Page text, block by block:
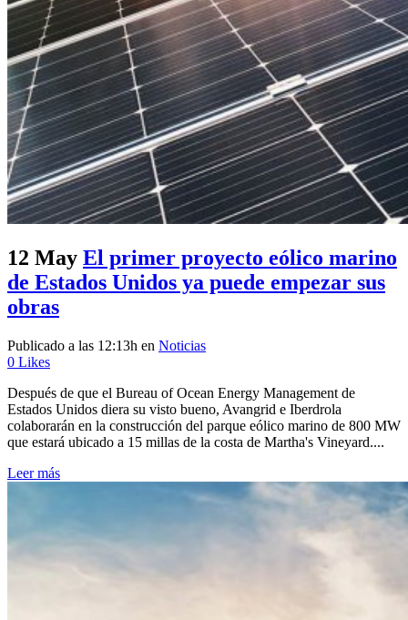
12 May El primer proyecto eólico marino
de Estados Unidos ya puede empezar sus
obras
Publicado a las 12:13h en Noticias
0 Likes
Después de que el Bureau of Ocean Energy Management de
Estados Unidos diera su visto bueno, Avangrid e Iberdrola
colaborarán en la construcción del parque eólico marino de 800 MW
que estará ubicado a 15 millas de la costa de Martha's Vineyard....
Leer más